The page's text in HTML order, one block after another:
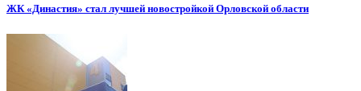
ЖК «Династия» стал лучшей новостройкой Орловской области